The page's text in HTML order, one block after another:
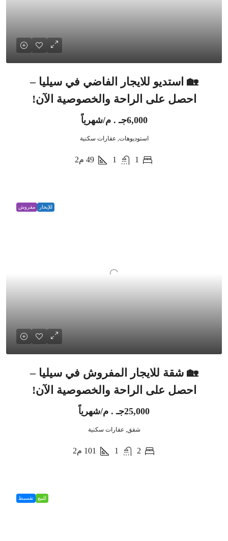
🏡 استديو للايجار الفاضي في سيليا –
احصل على الراحة والخصوصية الآن!
6,000جـ . م/شهرياً
استوديوهات, عقارات سكنية
1
1
49 م2
للإيجار مفروش
🏡 شقة للايجار المفروش في سيليا –
احصل على الراحة والخصوصية الآن!
25,000جـ . م/شهرياً
شقق, عقارات سكنية
2
1
101 م2
للبيع تقسيط